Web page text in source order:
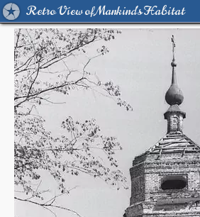
Retro View of Mankind's Habitat